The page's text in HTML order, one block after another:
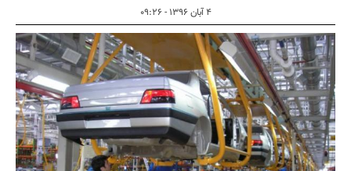
۴ آبان ۱۳۹۶ - ۰۹:۲۶